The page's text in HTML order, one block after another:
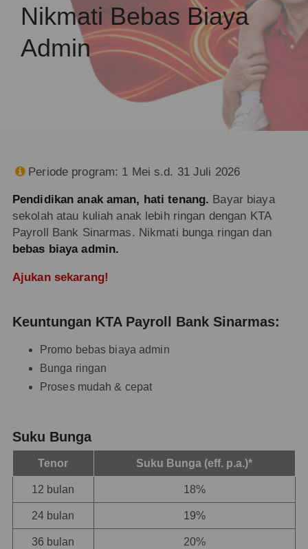
Nikmati Bebas Biaya
Admin
 Periode program: 1 Mei s.d. 31 Juli 2026
Pendidikan anak aman, hati tenang. Bayar biaya
sekolah atau kuliah anak lebih ringan dengan KTA
Payroll Bank Sinarmas. Nikmati bunga ringan dan
bebas biaya admin.
Ajukan sekarang!
Keuntungan KTA Payroll Bank Sinarmas:
Promo bebas biaya admin
Bunga ringan
Proses mudah & cepat
Suku Bunga
Tenor Suku Bunga (eff. p.a.)*
12 bulan 18%
24 bulan 19%
36 bulan 20%